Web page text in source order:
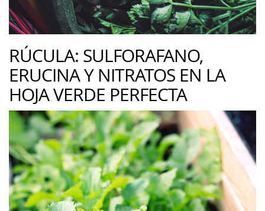
RÚCULA: SULFORAFANO,
ERUCINA Y NITRATOS EN LA
HOJA VERDE PERFECTA